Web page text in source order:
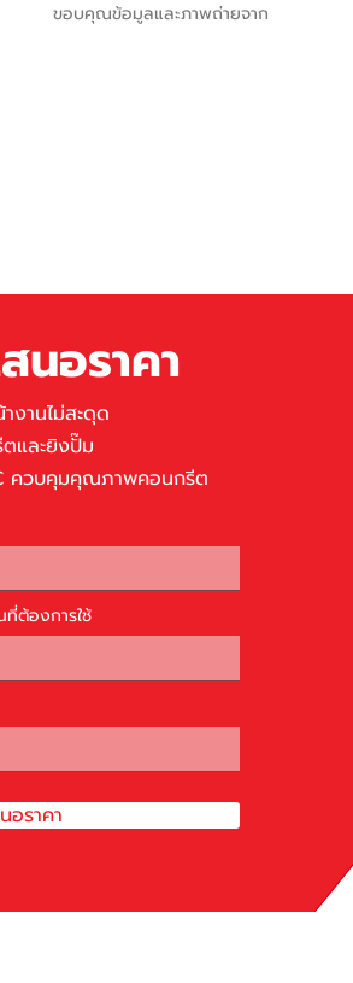
ขอบคุณข้อมูลและภาพถ่ายจาก
นอราคา
งานไม่สะดุด
และยิงปั๊ม
ควบคุมคุณภาพคอนกรีต
ที่ต้องการใช้
อราคา